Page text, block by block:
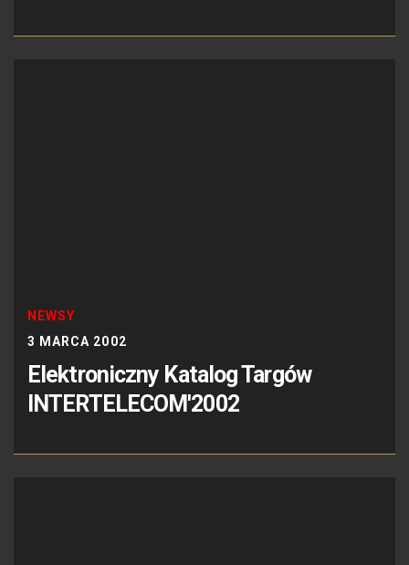
NEWSY
3 MARCA 2002
Elektroniczny Katalog Targów
INTERTELECOM'2002